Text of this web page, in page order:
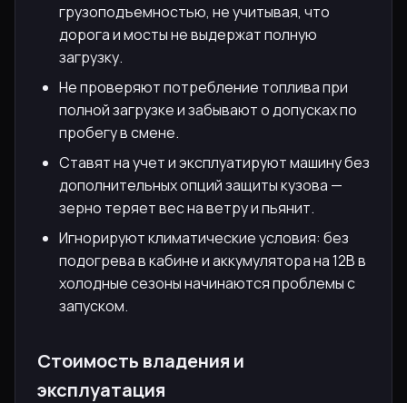
грузоподъемностью, не учитывая, что
дорога и мосты не выдержат полную
загрузку.
Не проверяют потребление топлива при
полной загрузке и забывают о допусках по
пробегу в смене.
Ставят на учет и эксплуатируют машину без
дополнительных опций защиты кузова —
зерно теряет вес на ветру и пьянит.
Игнорируют климатические условия: без
подогрева в кабине и аккумулятора на 12В в
холодные сезоны начинаются проблемы с
запуском.
Стоимость владения и
эксплуатация